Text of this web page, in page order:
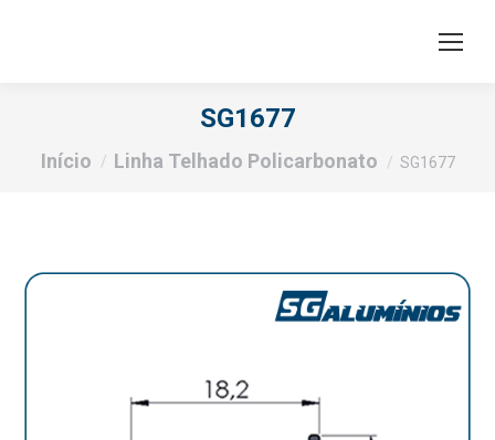
SG1677
Você está aqui:
Início Linha Telhado Policarbonato SG1677